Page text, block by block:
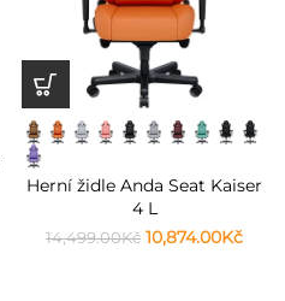
Herní židle Anda Seat Kaiser
4 L
14,499.00Kč 10,874.00Kč